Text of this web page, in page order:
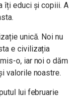
îți educi și copiii. A
unică. Noi nu
e civilizația
o, iar noi o dăm
valorile noastre.
lui februarie